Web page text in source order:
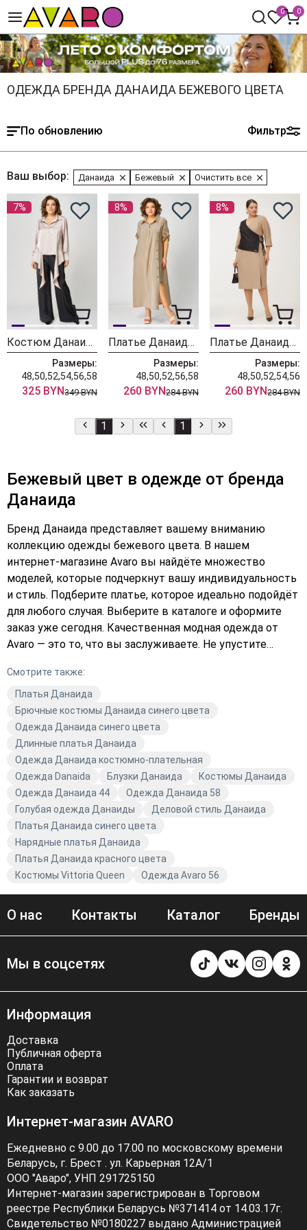
0 0
ОДЕЖДА БРЕНДА ДАНАИДА БЕЖЕВОГО ЦВЕТА
По обновлению Фильтр
Ваш выбор: Данаида Бежевый Очистить все
7%
Костюм Данаида 2282
Размеры:
48,50,52,54,56,58
325 BYN349 BYN
8%
Платье Данаида 2265
Размеры:
48,50,52,56,58
260 BYN284 BYN
8%
Платье Данаида 2255
Размеры:
48,50,52,54,56
260 BYN284 BYN
1 1
Бежевый цвет в одежде от бренда
Данаида
Бренд Данаида представляет вашему вниманию
коллекцию одежды бежевого цвета. В нашем
интернет-магазине Avaro вы найдёте множество
моделей, которые подчеркнут вашу индивидуальность
и стиль. Подберите платье, которое идеально подойдёт
для любого случая. Выберите в каталоге и оформите
заказ уже сегодня. Качественная модная одежда от
Avaro — это то, что вы заслуживаете. Не упустите
выгодным ценам. Закажите с доставкой прямо сейчас
и добавьте в свою коллекцию что-то особенное.
Смотрите также:
Платья Данаида
Брючные костюмы Данаида синего цвета
Одежда Данаида синего цвета
Длинные платья Данаида
Одежда Данаида костюмно-плательная
Одежда Danaida
Блузки Данаида
Костюмы Данаида
Одежда Данаида 44
Одежда Данаида 58
Голубая одежда Данаиды
Деловой стиль Данаида
Платья Данаида синего цвета
Нарядные платья Данаида
Платья Данаида красного цвета
Костюмы Vittoria Queen
Одежда Avaro 56
О нас Контакты Каталог Бренды
Мы в соцсетях
Информация
Доставка
Публичная оферта
Оплата
Гарантии и возврат
Как заказать
Интернет-магазин AVARO
Ежедневно с 9.00 до 17.00 по московскому времени
Беларусь, г. Брест . ул. Карьерная 12А/1
ООО "Аваро", УНП 291725150
Интернет-магазин зарегистрирован в Торговом
реестре Республики Беларусь №371414 от 14.03.17г.
Свидетельство №0180227 выдано Администрацией